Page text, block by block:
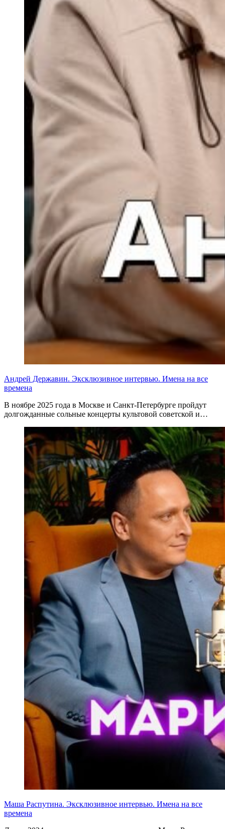
Андрей Державин. Эксклюзивное интервью. Имена на все
времена
В ноябре 2025 года в Москве и Санкт-Петербурге пройдут
долгожданные сольные концерты культовой советской и…
Маша Распутина. Эксклюзивное интервью. Имена на все
времена